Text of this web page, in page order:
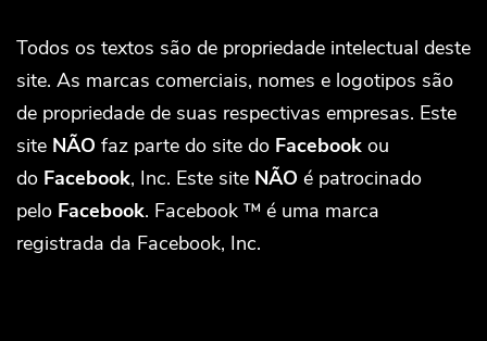
Todos os textos são de propriedade intelectual deste
site. As marcas comerciais, nomes e logotipos são
de propriedade de suas respectivas empresas. Este
site NÃO faz parte do site do Facebook ou
do Facebook, Inc. Este site NÃO é patrocinado
pelo Facebook. Facebook ™ é uma marca
registrada da Facebook, Inc.